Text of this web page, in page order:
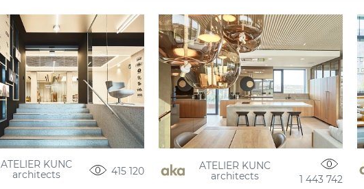
ATELIER KUNC
architects
415 120
ATELIER KUNC
architects
1 443 742